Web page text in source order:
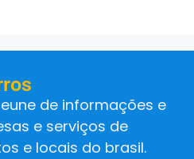
de informações e
e serviços de
e locais do brasil.